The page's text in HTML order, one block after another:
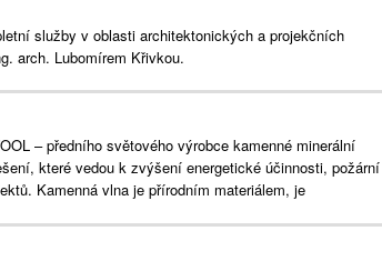
služby v oblasti architektonických a projekčních
arch. Lubomírem Křivkou.
– předního světového výrobce kamenné minerální
které vedou k zvýšení energetické účinnosti, požární
Kamenná vlna je přírodním materiálem, je